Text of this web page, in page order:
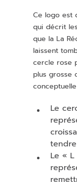
Ce logo est
qui décrit
que la La
laissent
cercle rose
plus grosse
Le
Le «